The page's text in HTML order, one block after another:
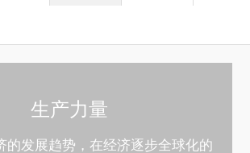
生产力量
的发展趋势，在经济逐步全球化的